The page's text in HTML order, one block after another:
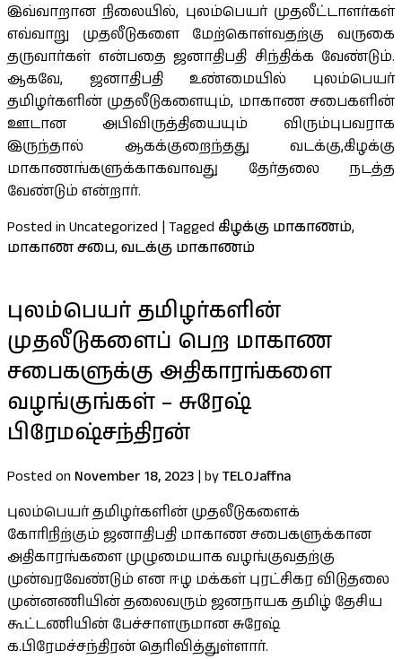
இவ்வாறான நிலையில், புலம்பெயர் முதலீட்டாளர்கள்
எவ்வாறு முதலீடுகளை மேற்கொள்வதற்கு வருகை
தருவார்கள் என்பதை ஜனாதிபதி சிந்திக்க வேண்டும்.
ஆகவே, ஜனாதிபதி உண்மையில் புலம்பெயர்
தமிழர்களின் முதலீடுகளையும், மாகாண சபைகளின்
ஊடான அபிவிருத்தியையும் விரும்புபவராக
இருந்தால் ஆகக்குறைந்தது வடக்கு,கிழக்கு
மாகாணங்களுக்காகவாவது தேர்தலை நடத்த
வேண்டும் என்றார்.
Posted in Uncategorized | Tagged கிழக்கு மாகாணம்,
மாகாண சபை, வடக்கு மாகாணம்
புலம்பெயர் தமிழர்களின்
முதலீடுகளைப் பெற மாகாண
சபைகளுக்கு அதிகாரங்களை
வழங்குங்கள் – சுரேஷ்
பிரேமஷ்சந்திரன்
Posted on November 18, 2023 | byTELOJaffna
புலம்பெயர் தமிழர்களின் முதலீடுகளைக்
கோரிநிற்கும் ஜனாதிபதி மாகாண சபைகளுக்கான
அதிகாரங்களை முழுமையாக வழங்குவதற்கு
முன்வரவேண்டும் என ஈழ மக்கள் புரட்சிகர விடுதலை
முன்னணியின் தலைவரும் ஜனநாயக தமிழ் தேசிய
கூட்டணியின் பேச்சாளருமான சுரேஷ்
க.பிரேமச்சந்திரன் தெரிவித்துள்ளார்.